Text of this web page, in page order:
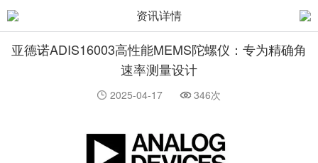
资讯详情
亚德诺ADIS16003高性能MEMS陀螺仪：专为精确角
速率测量设计
2025-04-17 346次